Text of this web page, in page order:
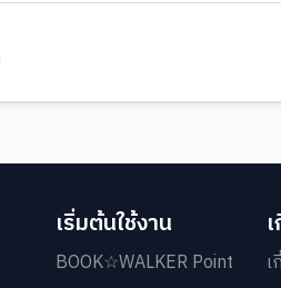
เริ่มต้นใช้งาน
BOOK☆WALKER Point